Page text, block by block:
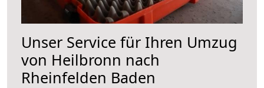
Unser Service für Ihren Umzug
von Heilbronn nach
Rheinfelden Baden